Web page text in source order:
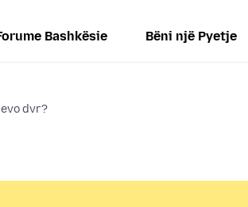
Bashkësie Bëni një Pyetje
dvr?